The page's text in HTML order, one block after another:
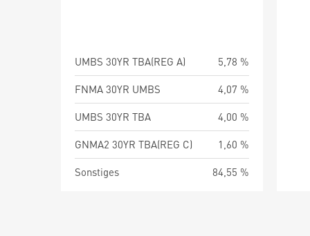
UMBS 30YR TBA(REG A)
5,78 %
FNMA 30YR UMBS
4,07 %
UMBS 30YR TBA
4,00 %
GNMA2 30YR TBA(REG C)
1,60 %
Sonstiges
84,55 %